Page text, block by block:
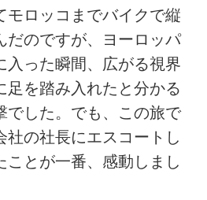
モロッコまでバイクで縦
だのですが、ヨーロッパ
入った瞬間、広がる視界
足を踏み入れたと分かる
でした。でも、この旅で
社の社長にエスコートし
ことが一番、感動しまし